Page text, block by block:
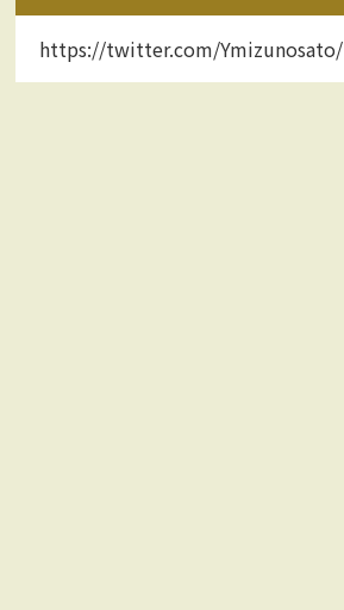
https://twitter.com/Ymizunosato/